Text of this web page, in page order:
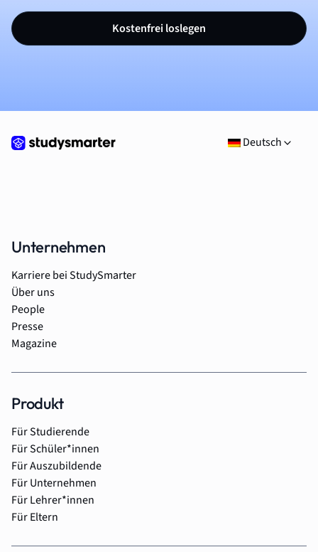
Kostenfrei loslegen
Deutsch
Unternehmen
Karriere bei StudySmarter
Über uns
People
Presse
Magazine
Produkt
Für Studierende
Für Schüler*innen
Für Auszubildende
Für Unternehmen
Für Lehrer*innen
Für Eltern